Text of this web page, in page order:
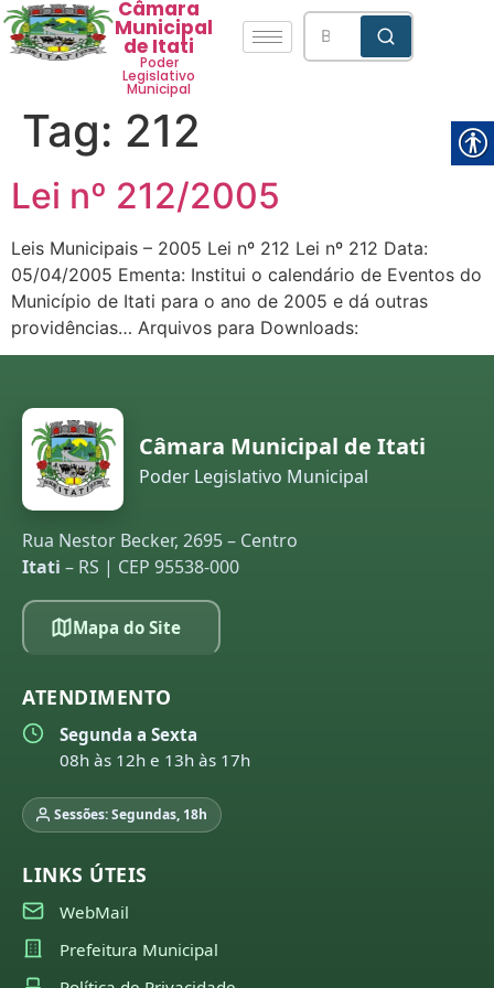
Câmara
Municipal
de Itati
Poder
Legislativo
Municipal
Tag: 212
Lei nº 212/2005
Leis Municipais – 2005 Lei nº 212 Lei nº 212 Data:
05/04/2005 Ementa: Institui o calendário de Eventos do
Município de Itati para o ano de 2005 e dá outras
providências… Arquivos para Downloads:
Câmara Municipal de Itati
Poder Legislativo Municipal
Rua Nestor Becker, 2695 – Centro
Itati – RS | CEP 95538-000
Mapa do Site
ATENDIMENTO
Segunda a Sexta
08h às 12h e 13h às 17h
Sessões: Segundas, 18h
LINKS ÚTEIS
WebMail
Prefeitura Municipal